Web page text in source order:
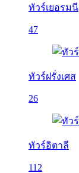
ทัวร์เยอรมนี
47
ทัวร์ฝรั่งเศส
26
ทัวร์อิตาลี
112